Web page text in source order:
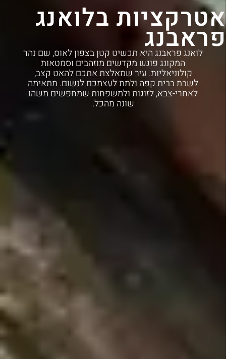
אטרקציות בלואנג
פראבנג
לואנג פראבנג היא תכשיט קטן בצפון לאוס, שם נהר
המקונג פוגש מקדשים מוזהבים וסמטאות
קולוניאליות. עיר שמאלצת אתכם להאט קצב,
לשבת בבית קפה ולתת לעצמכם לנשום. מתאימה
לאחרי-צבא, לזוגות ולמשפחות שמחפשים משהו
שונה מהכל.